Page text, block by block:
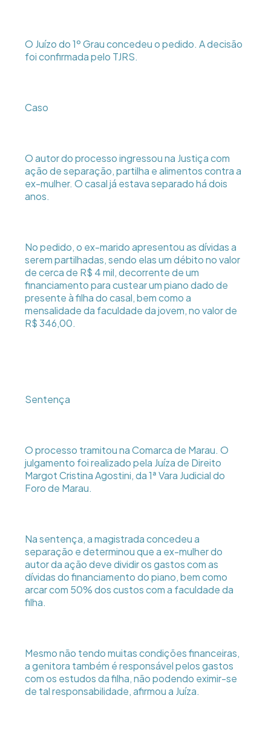
O Juízo do 1º Grau concedeu o pedido. A decisão
foi confirmada pelo TJRS.
Caso
O autor do processo ingressou na Justiça com
ação de separação, partilha e alimentos contra a
ex-mulher. O casal já estava separado há dois
anos.
No pedido, o ex-marido apresentou as dívidas a
serem partilhadas, sendo elas um débito no valor
de cerca de R$ 4 mil, decorrente de um
financiamento para custear um piano dado de
presente à filha do casal, bem como a
mensalidade da faculdade da jovem, no valor de
R$ 346,00.
Sentença
O processo tramitou na Comarca de Marau. O
julgamento foi realizado pela Juíza de Direito
Margot Cristina Agostini, da 1ª Vara Judicial do
Foro de Marau.
Na sentença, a magistrada concedeu a
separação e determinou que a ex-mulher do
autor da ação deve dividir os gastos com as
dívidas do financiamento do piano, bem como
arcar com 50% dos custos com a faculdade da
filha.
Mesmo não tendo muitas condições financeiras,
a genitora também é responsável pelos gastos
com os estudos da filha, não podendo eximir-se
de tal responsabilidade, afirmou a Juíza.